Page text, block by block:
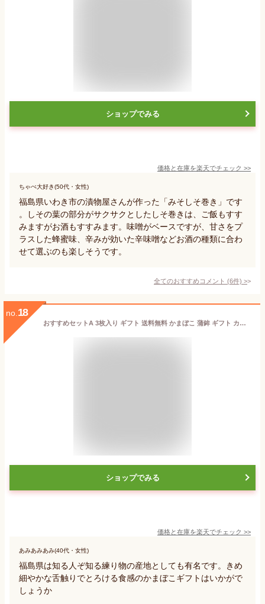
ショップでみる
価格と在庫を楽天でチェック >>
ちゃぺ大好き(50代・女性)
福島県いわき市の漬物屋さんが作った「みそしそ巻き」です
。しその葉の部分がサクサクとしたしそ巻きは、ご飯もすす
みますがお酒もすすみます。味噌がベースですが、甘さをプ
ラスした蜂蜜味、辛みが効いた辛味噌などお酒の種類に合わ
せて選ぶのも楽しそうです。
全てのおすすめコメント (6件) >
no. 18
おすすめセットA 3枚入り ギフト 送料無料 かまぼこ 蒲鉾 ギフト カマボコ おつまみ 練り物 笹かまぼこ さつま揚げ 揚げ物 お取り寄せ 父の日 内祝 お祝い 誕生日 チーズ蒲鉾 いわき市 福島県 贈り物 贈答 シーフード惣菜 母の日 父の日 お中元
ショップでみる
価格と在庫を楽天でチェック >>
あみあみあみ(40代・女性)
福島県は知る人ぞ知る練り物の産地としても有名です。きめ
細やかな舌触りでとろける食感のかまぼこギフトはいかがで
しょうか